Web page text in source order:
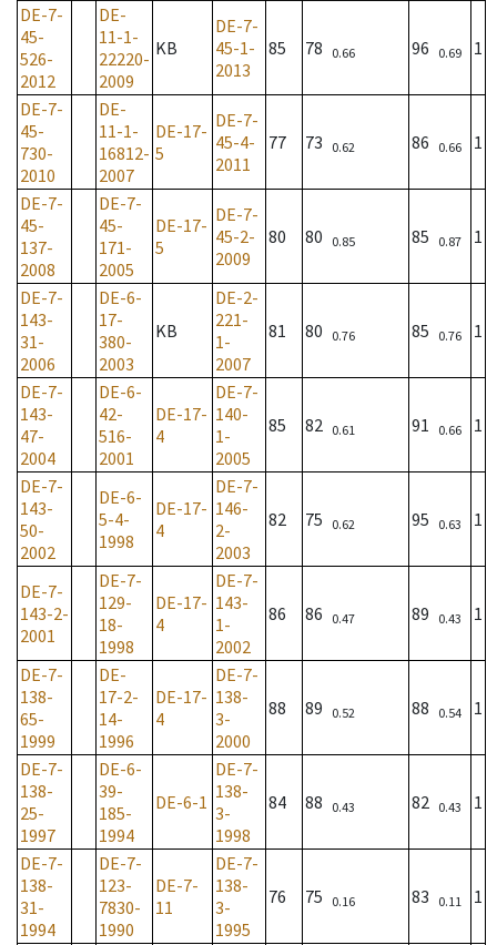
DE-7-
45-
526-
2012
DE-
11-1-
22220-
2009
KB
DE-7-
45-1-
2013
85 78 0.66 96 0.69 1
DE-7-
45-
730-
2010
DE-
11-1-
16812-
2007
DE-17-
5
DE-7-
45-4-
2011
77 73 0.62 86 0.66 1
DE-7-
45-
137-
2008
DE-7-
45-
171-
2005
DE-17-
5
DE-7-
45-2-
2009
80 80 0.85 85 0.87 1
DE-7-
143-
31-
2006
DE-6-
17-
380-
2003
KB
DE-2-
221-
1-
2007
81 80 0.76 85 0.76 1
DE-7-
143-
47-
2004
DE-6-
42-
516-
2001
DE-17-
4
DE-7-
140-
1-
2005
85 82 0.61 91 0.66 1
DE-7-
143-
50-
2002
DE-6-
5-4-
1998
DE-17-
4
DE-7-
146-
2-
2003
82 75 0.62 95 0.63 1
DE-7-
143-2-
2001
DE-7-
129-
18-
1998
DE-17-
4
DE-7-
143-
1-
2002
86 86 0.47 89 0.43 1
DE-7-
138-
65-
1999
DE-
17-2-
14-
1996
DE-17-
4
DE-7-
138-
3-
2000
88 89 0.52 88 0.54 1
DE-7-
138-
25-
1997
DE-6-
39-
185-
1994
DE-6-1
DE-7-
138-
3-
1998
84 88 0.43 82 0.43 1
DE-7-
138-
31-
1994
DE-7-
123-
7830-
1990
DE-7-
11
DE-7-
138-
3-
1995
76 75 0.16 83 0.11 1